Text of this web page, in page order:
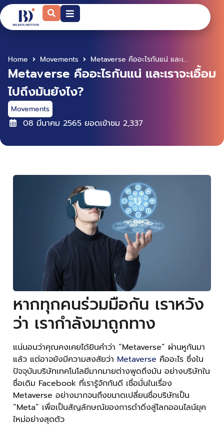
Home Movements Metaverse คืออะไรกันแน่ และเราจะเอื้อมไปถึงมันยังไง?
Metaverse คืออะไรกันแน่ และเราจะเอื้อม
ไปถึงมันยังไง?
Movements
08 มีนาคม 2565 ยอดเข้าชม 2,337
หากทุกคนร่วมมือกัน เราหวัง
ว่า เรากำลังมาถูกทาง
แน่นอนว่าคุณคงเคยได้ยินคำว่า “Metaverse” ผ่านหูกันมา
แล้ว แต่อาจยังมีความสงสัยว่า Metaverse คืออะไร ซึ่งใน
ปัจจุบันบริษัทเทคโนโลยีมากมายต่างพูดถึงมัน อย่างบริษัทใน
ชื่อเดิม Facebook ที่เรารู้จักกันดี เชื่อมั่นในเรื่อง
Metaverse อย่างมากจนถึงขนาดเปลี่ยนชื่อบริษัทเป็น
“Meta” เพื่อเป็นสัญลักษณ์ของการดำดิ่งสู่โลกออนไลน์ยุค
ใหม่อย่างสุดตัว